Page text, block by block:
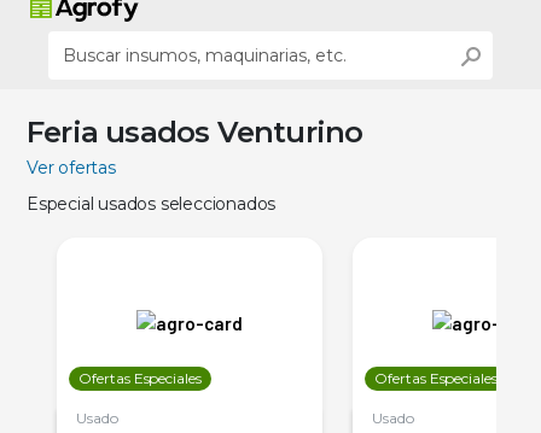
Feria usados Venturino
Ver ofertas
Especial usados seleccionados
Ofertas Especiales
Usado
Ofertas Especiales
Usado